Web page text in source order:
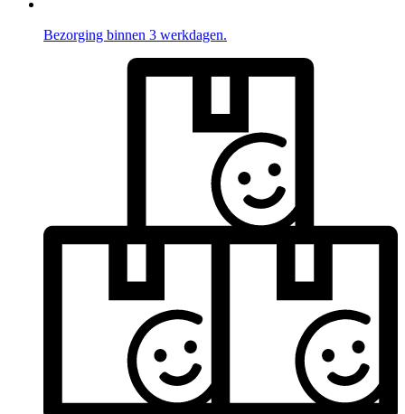
Bezorging binnen 3 werkdagen.